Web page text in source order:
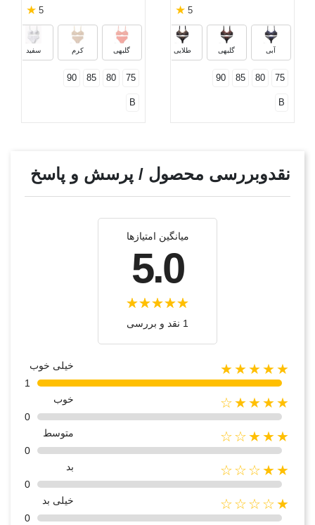
5
★
آبی گلبهی طلایی
صورتی
75
80
85
90
B
5
★
گلبهی کرم سفید
75
80
85
90
B
نقدوبررسی محصول / پرسش و پاسخ
میانگین امتیازها
5.0
1 نقد و بررسی
★★★★★
خیلی خوب
1
★★★★☆
خوب
0
★★★☆☆
متوسط
0
★★☆☆☆
بد
0
★☆☆☆☆
خیلی بد
0